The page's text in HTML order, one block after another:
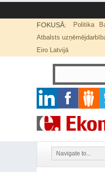
FOKUSĀ: Politika
Atbalsts
Eiro Latvijā